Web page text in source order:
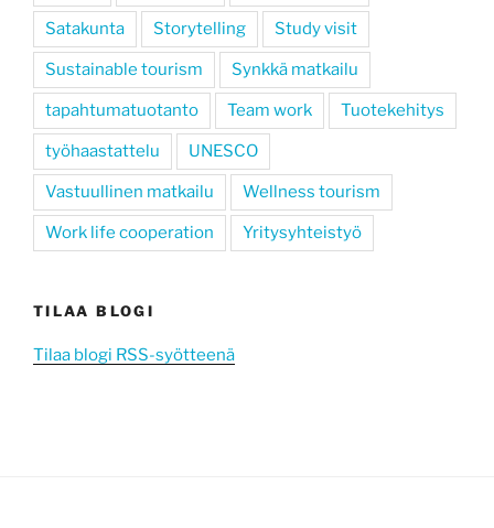
Satakunta Storytelling Study visit
Sustainable tourism Synkkä matkailu
tapahtumatuotanto Team work Tuotekehitys
työhaastattelu UNESCO
Vastuullinen matkailu Wellness tourism
Work life cooperation Yritysyhteistyö
TILAA BLOGI
Tilaa blogi RSS-syötteenä